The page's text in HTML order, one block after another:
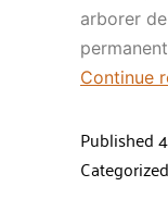
arborer
Continue
Published